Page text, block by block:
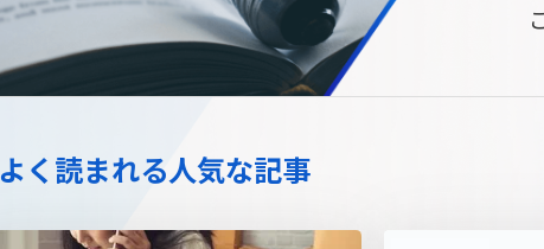
W2Commerce
Unified
拡張プラグイン一覧 AI
よく読まれる人気な記事